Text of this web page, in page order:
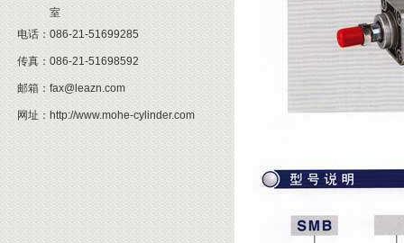
室
电话： 086-21-51699285
传真： 086-21-51698592
邮箱： fax@leazn.com
网址： http://www.mohe-cylinder.com